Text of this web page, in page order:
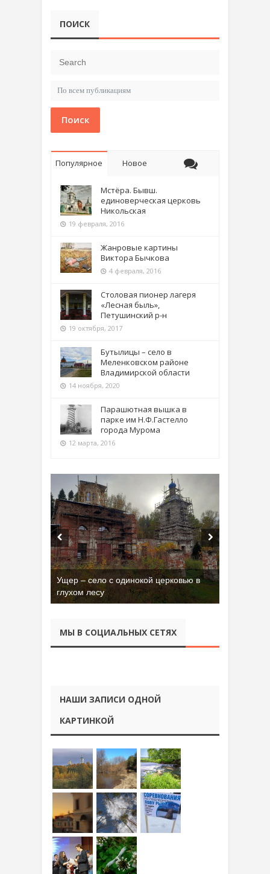
ПОИСК
Поиск
Популярное Новое
Мстёра. Бывш.
единоверческая церковь
Никольская
19 февраля, 2016
Жанровые картины
Виктора Бычкова
4 февраля, 2016
Столовая пионер лагеря
«Лесная быль»,
Петушинский р-н
19 октября, 2017
Бутылицы – село в
Меленковском районе
Владимирской области
14 ноября, 2020
Парашютная вышка в
парке им Н.Ф.Гастелло
города Мурома
12 марта, 2016
Ущер – село с одинокой церковью в
глухом лесу
Бывшая танковая часть имени Сухэ-
Батора во Владимире
МЫ В СОЦИАЛЬНЫХ СЕТЯХ
НАШИ ЗАПИСИ ОДНОЙ
КАРТИНКОЙ